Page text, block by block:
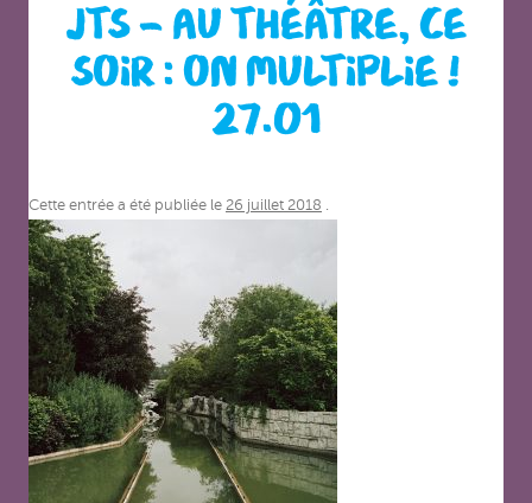
JTS – AU THÉÂTRE, CE
SOIR : ON MULTIPLIE !
27.01
Cette entrée a été publiée le 26 juillet 2018 .